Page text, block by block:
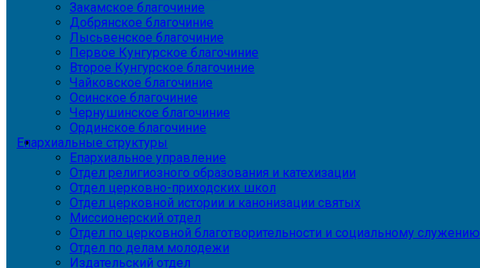
Закамское благочиние
Добрянское благочиние
Лысьвенское благочиние
Первое Кунгурское благочиние
Второе Кунгурское благочиние
Чайковское благочиние
Осинское благочиние
Чернушинское благочиние
Ординское благочиние
Епархиальные структуры
Епархиальное управление
Отдел религиозного образования и катехизации
Отдел церковно-приходских школ
Отдел церковной истории и канонизации святых
Миссионерский отдел
Отдел по церковной благотворительности и социальному служению
Отдел по делам молодежи
Издательский отдел